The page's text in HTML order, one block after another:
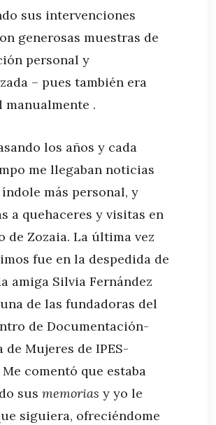
sus intervenciones
generosas muestras de
personal y
– pues también era
manualmente .
los años y cada
me llegaban noticias
índole más personal, y
a quehaceres y visitas en
de Zozaia. La última vez
fue en la despedida de
amiga Silvia Fernández
de las fundadoras del
de Documentación-
de Mujeres de IPES-
comentó que estaba
sus memorias y yo le
siguiera, ofreciéndome